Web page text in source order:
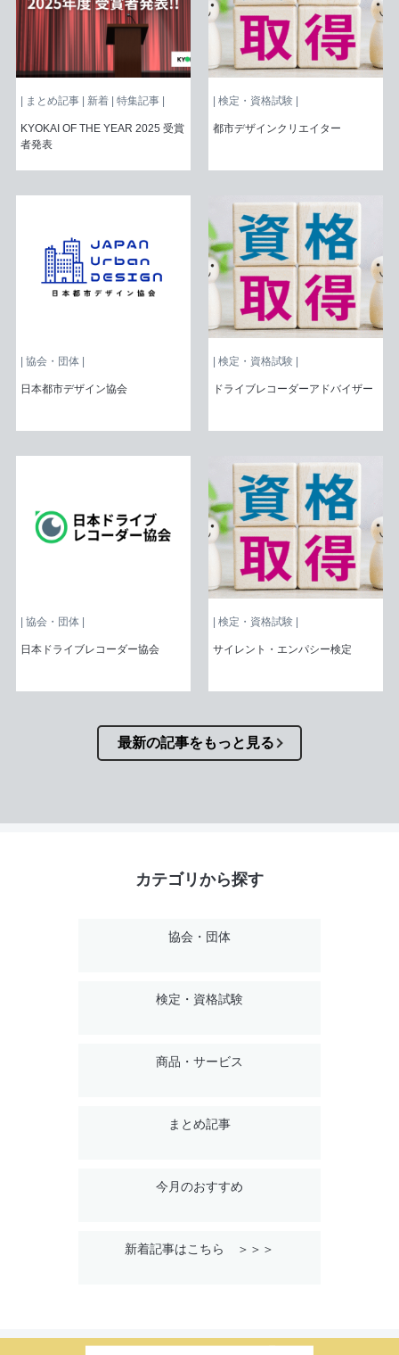
| まとめ記事 | 新着 | 特集記事 |
KYOKAI OF THE YEAR 2025 受賞
者発表
| 検定・資格試験 |
都市デザインクリエイター
| 協会・団体 |
日本都市デザイン協会
| 検定・資格試験 |
ドライブレコーダーアドバイザー
| 協会・団体 |
日本ドライブレコーダー協会
| 検定・資格試験 |
サイレント・エンパシー検定
最新の記事をもっと見る
カテゴリから探す
協会・団体
検定・資格試験
商品・サービス
まとめ記事
今月のおすすめ
新着記事はこちら ＞＞＞